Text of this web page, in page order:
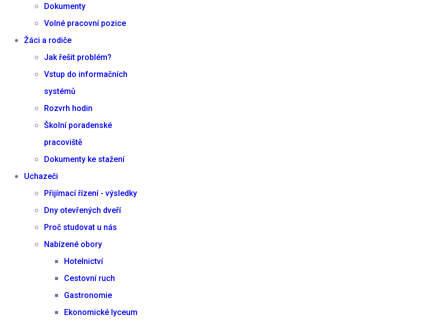
Dokumenty
Volné pracovní pozice
Žáci a rodiče
Jak řešit problém?
Vstup do informačních
systémů
Rozvrh hodin
Školní poradenské
pracoviště
Dokumenty ke stažení
Uchazeči
Přijímací řízení - výsledky
Dny otevřených dveří
Proč studovat u nás
Nabízené obory
Hotelnictví
Cestovní ruch
Gastronomie
Ekonomické lyceum